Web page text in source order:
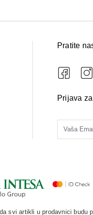
Pratite
Prijava
svi artikli u prodavnici budu